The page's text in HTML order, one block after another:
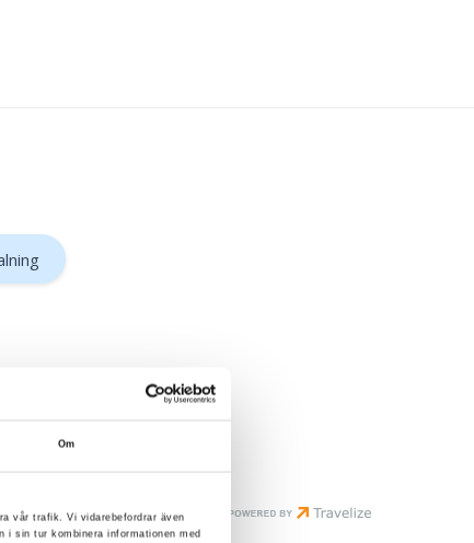
Om
vår trafik. Vi vidarebefordrar även
i sin tur kombinera informationen med